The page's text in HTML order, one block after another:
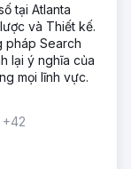
tại Atlanta
và Thiết kế.
pháp Search
lại ý nghĩa của
mọi lĩnh vực.
+42